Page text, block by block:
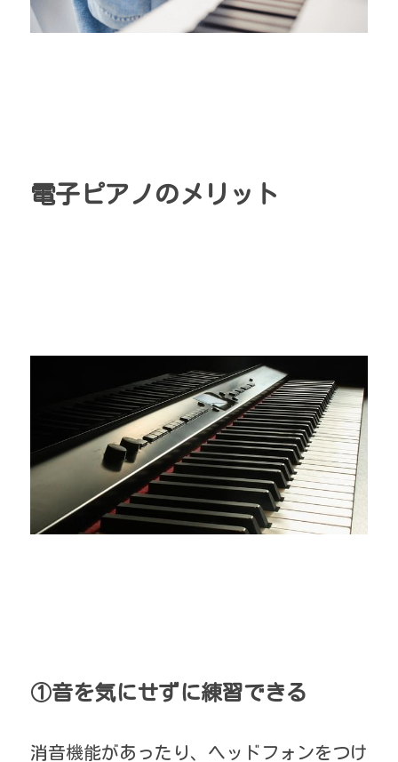
電子ピアノのメリット
①音を気にせずに練習できる
消音機能があったり、ヘッドフォンをつけ